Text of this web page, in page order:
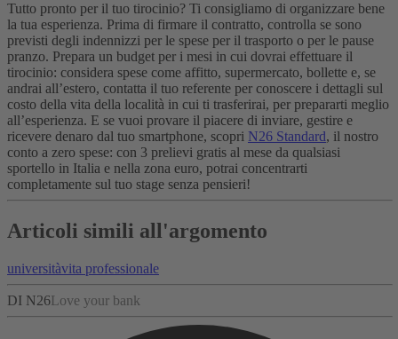
Tutto pronto per il tuo tirocinio? Ti consigliamo di organizzare bene
la tua esperienza. Prima di firmare il contratto, controlla se sono
previsti degli indennizzi per le spese per il trasporto o per le pause
pranzo. Prepara un budget per i mesi in cui dovrai effettuare il
tirocinio: considera spese come affitto, supermercato, bollette e, se
andrai all’estero, contatta il tuo referente per conoscere i dettagli sul
costo della vita della località in cui ti trasferirai, per prepararti meglio
all’esperienza. E se vuoi provare il piacere di inviare, gestire e
ricevere denaro dal tuo smartphone, scopri N26 Standard, il nostro
conto a zero spese: con 3 prelievi gratis al mese da qualsiasi
sportello in Italia e nella zona euro, potrai concentrarti
completamente sul tuo stage senza pensieri!
Articoli simili all'argomento
universitàvita professionale
DI N26Love your bank